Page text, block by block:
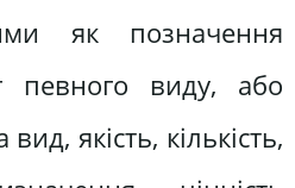
як позначення
певного виду, або
якість, кількість,